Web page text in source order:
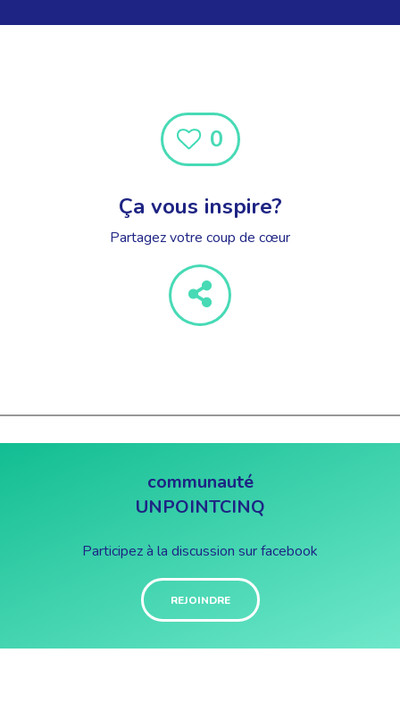
0
Ça vous inspire?
Partagez votre coup de cœur
communauté
UNPOINTCINQ
Participez à la discussion sur facebook
REJOINDRE